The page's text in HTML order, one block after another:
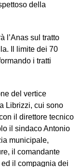
della
l’Anas sul tratto
Il limite dei 70
i tratti
del vertice
Librizzi, cui sono
il direttore tecnico
il sindaco Antonio
municipale,
il comandante
il compagnia dei